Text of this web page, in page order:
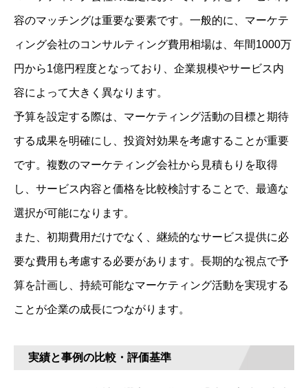
容のマッチングは重要な要素です。一般的に、マーケテ
ィング会社のコンサルティング費用相場は、年間1000万
円から1億円程度となっており、企業規模やサービス内
容によって大きく異なります。
予算を設定する際は、マーケティング活動の目標と期待
する成果を明確にし、投資対効果を考慮することが重要
です。複数のマーケティング会社から見積もりを取得
し、サービス内容と価格を比較検討することで、最適な
選択が可能になります。
また、初期費用だけでなく、継続的なサービス提供に必
要な費用も考慮する必要があります。長期的な視点で予
算を計画し、持続可能なマーケティング活動を実現する
ことが企業の成長につながります。
実績と事例の比較・評価基準